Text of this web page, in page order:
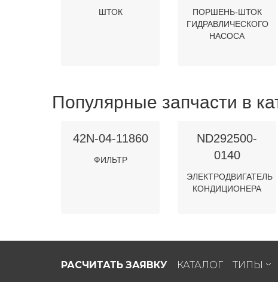
ШТОК
ПОРШЕНЬ-ШТОК
ГИДРАВЛИЧЕСКОГО
НАСОСА
Популярные запчасти в
42N-04-11860
ФИЛЬТР
ND292500-
0140
ЭЛЕКТРОДВИГАТЕЛЬ
КОНДИЦИОНЕРА
РАСЧИТАТЬ ЗАЯВКУ КАТАЛОГ ТИПЫ